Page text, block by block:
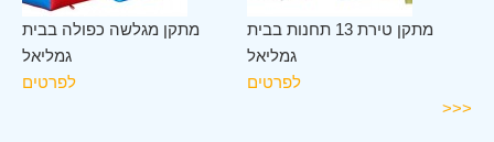
מתקן מגלשה כפולה בבית
גמליאל
לפרטים
מתקן טירת 13 תחנות בבית
גמליאל
לפרטים
<<<